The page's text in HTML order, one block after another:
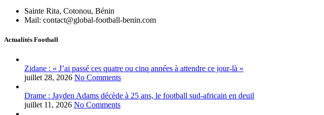
Sainte Rita, Cotonou, Bénin
Mail: contact@global-football-benin.com
Actualités Football
Zidane : « J’ai passé ces quatre ou cinq années à attendre ce jour-là »
juillet 28, 2026 No Comments
Drame : Jayden Adams décède à 25 ans, le football sud-africain en deuil
juillet 11, 2026 No Comments